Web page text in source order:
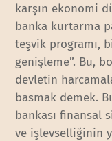
karşın ekonomi
banka kurtarma
teşvik programı,
genişleme”. Bu,
devletin
basmak demek.
bankası finansal
ve işlevselliğinin